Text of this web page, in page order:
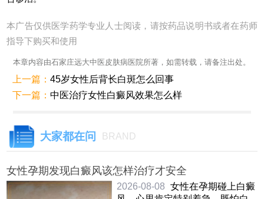
本广告仅供医学药学专业人士阅读，请按药品说明书或者在药师
指导下购买和使用
本章内容由石家庄远大中医皮肤病医院所著，如需转载，请备注出处。
上一篇：45岁女性后背长白斑怎么回事
下一篇：中医治疗女性白癜风效果怎么样
大家都在问 BRAND
女性孕期发现白癜风该怎样治疗才安全
2026-08-08 女性在孕期碰上白癜